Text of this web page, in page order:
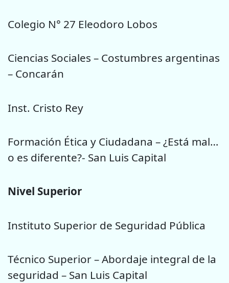
Colegio N° 27 Eleodoro Lobos
Ciencias Sociales – Costumbres argentinas
– Concarán
Inst. Cristo Rey
Formación Ética y Ciudadana – ¿Está mal…
o es diferente?- San Luis Capital
Nivel Superior
Instituto Superior de Seguridad Pública
Técnico Superior – Abordaje integral de la
seguridad – San Luis Capital